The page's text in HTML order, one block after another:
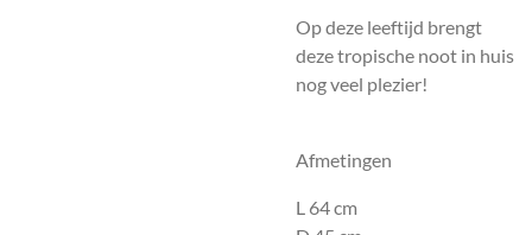
Op deze leeftijd brengt
deze tropische noot in huis
nog veel plezier!
Afmetingen
L 64 cm